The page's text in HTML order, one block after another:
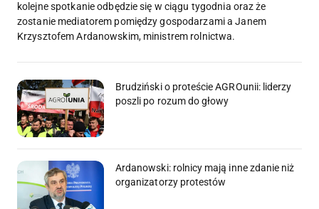
kolejne spotkanie odbędzie się w ciągu tygodnia oraz że
zostanie mediatorem pomiędzy gospodarzami a Janem
Krzysztofem Ardanowskim, ministrem rolnictwa.
Brudziński o proteście AGROunii: liderzy
poszli po rozum do głowy
Ardanowski: rolnicy mają inne zdanie niż
organizatorzy protestów